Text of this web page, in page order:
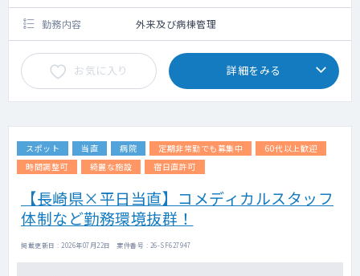
勤務内容 外来及び病棟管理
お気に入り 詳細をみる
スポット 当直 病院 定期非常勤でも募集中
60代以上歓迎
時間調整可
綺麗な施設 宿日直許可
【長崎県×平日当直】コメディカルスタッフ
体制など勤務環境抜群！
掲載更新日 : 2026年07月22日 案件番号 : 26-SF627947